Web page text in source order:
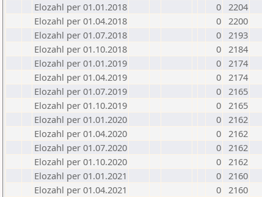
Elozahl per 01.01.2018
0 2204
Elozahl per 01.04.2018
0 2200
Elozahl per 01.07.2018
0 2193
Elozahl per 01.10.2018
0 2184
Elozahl per 01.01.2019
0 2174
Elozahl per 01.04.2019
0 2174
Elozahl per 01.07.2019
0 2165
Elozahl per 01.10.2019
0 2165
Elozahl per 01.01.2020
0 2162
Elozahl per 01.04.2020
0 2162
Elozahl per 01.07.2020
0 2162
Elozahl per 01.10.2020
0 2162
Elozahl per 01.01.2021
0 2160
Elozahl per 01.04.2021
0 2160